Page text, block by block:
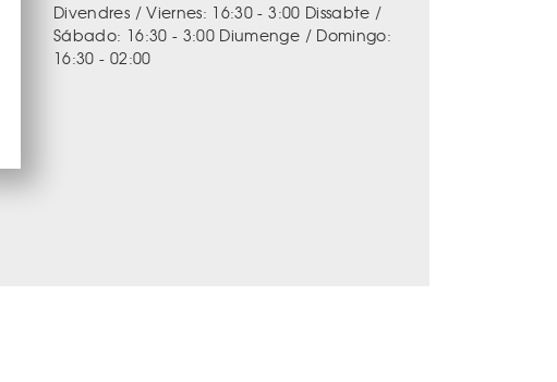
Divendres / Viernes: 16:30 - 3:00 Dissabte /
Sábado: 16:30 - 3:00 Diumenge / Domingo:
16:30 - 02:00